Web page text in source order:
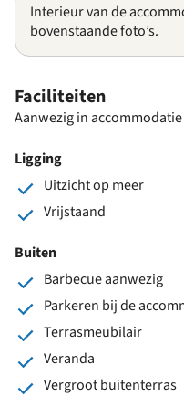
Interieur van de
bovenstaande foto’s.
Faciliteiten
Aanwezig in accommodatie
Ligging
Uitzicht op meer
Vrijstaand
Buiten
Barbecue aanwezig
Parkeren bij de
Terrasmeubilair
Veranda
Vergroot buitenterras